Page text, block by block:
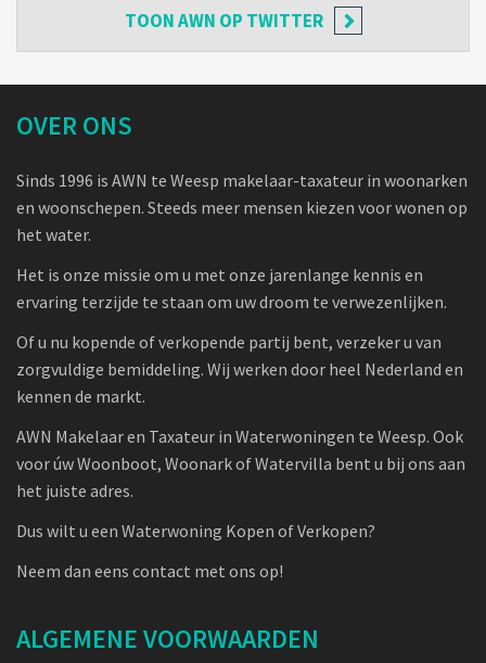
TOONAWN OP TWITTER
OVER ONS
Sinds 1996 is AWN te Weesp makelaar-taxateur in woonarken
en woonschepen. Steeds meer mensen kiezen voor wonen op
het water.
Het is onze missie om u met onze jarenlange kennis en
ervaring terzijde te staan om uw droom te verwezenlijken.
Of u nu kopende of verkopende partij bent, verzeker u van
zorgvuldige bemiddeling. Wij werken door heel Nederland en
kennen de markt.
AWN Makelaar en Taxateur in Waterwoningen te Weesp. Ook
voor úw Woonboot, Woonark of Watervilla bent u bij ons aan
het juiste adres.
Dus wilt u een Waterwoning Kopen of Verkopen?
Neem dan eens contact met ons op!
ALGEMENE VOORWAARDEN